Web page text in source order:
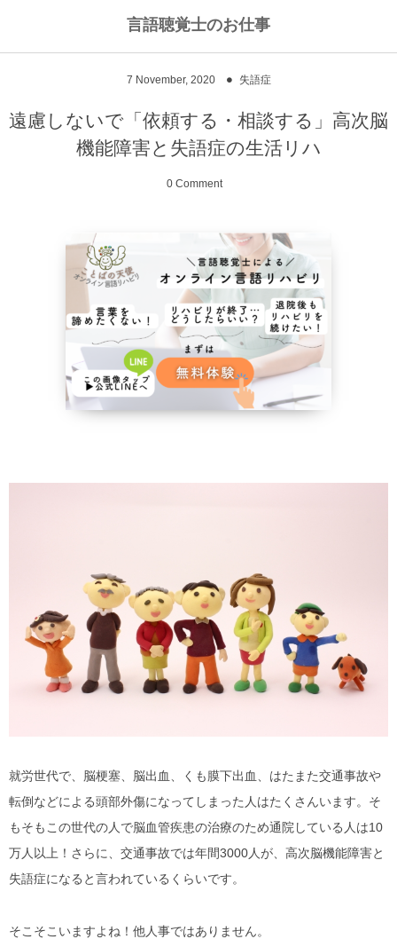
言語聴覚士のお仕事
7 November, 2020 失語症
遠慮しないで「依頼する・相談する」高次脳
機能障害と失語症の生活リハ
0 Comment
就労世代で、脳梗塞、脳出血、くも膜下出血、はたまた交通事故や
転倒などによる頭部外傷になってしまった人はたくさんいます。そ
もそもこの世代の人で脳血管疾患の治療のため通院している人は10
万人以上！さらに、交通事故では年間3000人が、高次脳機能障害と
失語症になると言われているくらいです。
そこそこいますよね！他人事ではありません。
脳に何かがあったとき
NPO法人Reジョブ大阪
ワーキングマザーの知恵